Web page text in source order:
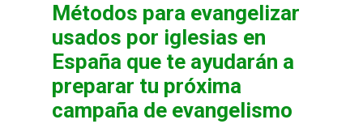
Métodos para evangelizar
usados por iglesias en
España que te ayudarán a
preparar tu próxima
campaña de evangelismo